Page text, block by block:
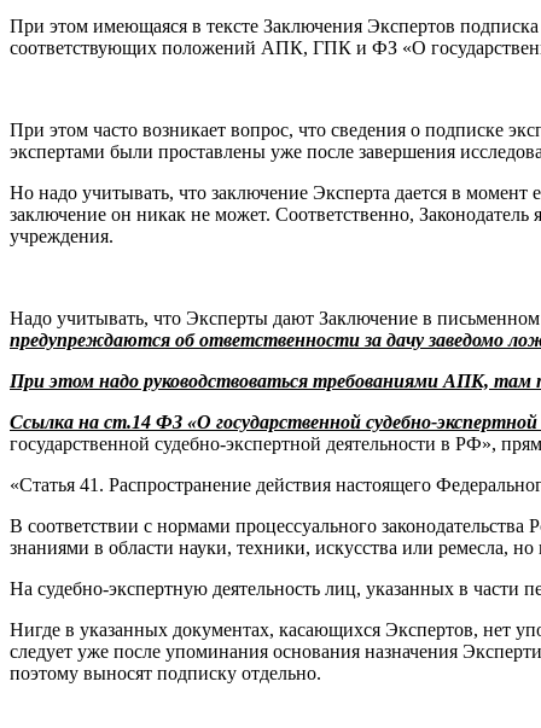
При этом имеющаяся в тексте Заключения Экспертов
соответствующих положений АПК, ГПК и ФЗ «О
При этом часто возникает вопрос, что сведения о подписке
экспертами были проставлены уже после завершения
Но надо учитывать, что заключение Эксперта дается в
заключение он никак не может. Соответственно,
учреждения.
Надо учитывать, что Эксперты дают Заключение в
предупреждаются об ответственности за дачу заведомо
При этом надо руководствоваться требованиями АПК, там
Ссылка на ст.14 ФЗ «О государственной судебно-
государственной судебно-экспертной деятельности в РФ»,
«Статья 41. Распространение действия настоящего
В соответствии с нормами процессуального
знаниями в области науки, техники, искусства или ремесла,
На судебно-экспертную деятельность лиц, указанных в части
Нигде в указанных документах, касающихся Экспертов, нет
следует уже после упоминания основания назначения
поэтому выносят подписку отдельно.